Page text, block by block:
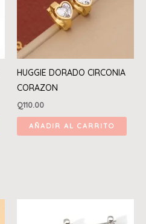
HUGGIE DORADO CIRCONIA
CORAZON
Q110.00
AÑADIR AL CARRITO